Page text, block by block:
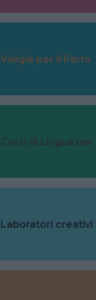
Valigie per il Parto
Corsi di Lingua
Laboratori creativi